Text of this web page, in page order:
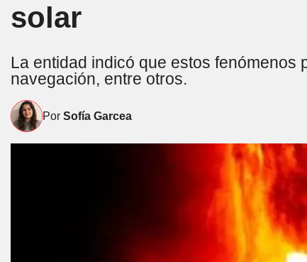
solar
La entidad indicó que estos
navegación, entre otros.
Por Sofía Garcea